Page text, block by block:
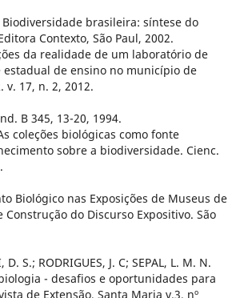
Biodiversidade brasileira: síntese do
Contexto, São Paul, 2002.
da realidade de um laboratório de
de ensino no município de
v. 17, n. 2, 2012.
B 345, 13-20, 1994.
coleções biológicas como fonte
sobre a biodiversidade. Cienc.
Biológico nas Exposições de Museus de
Construção do Discurso Expositivo. São
S.; RODRIGUES, J. C; SEPAL, L. M. N.
- desafios e oportunidades para
de Extensão, Santa Maria v.3, nº